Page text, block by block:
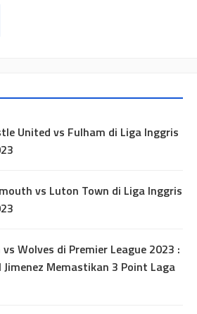
United vs Fulham di Liga Inggris
vs Luton Town di Liga Inggris
Wolves di Premier League 2023 :
Jimenez Memastikan 3 Point Laga